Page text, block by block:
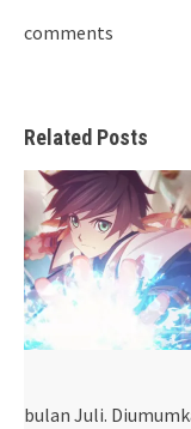
comments
Related Posts
bulan Juli.